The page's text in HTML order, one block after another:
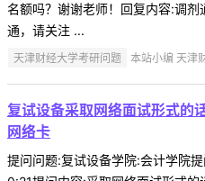
名额吗？谢谢老师！回复内容:调
通，请关注 ...
天津财经大学考研问题 本站小编 天津
复试设备采取网络面试形式的
网络卡
提问问题:复试设备学院:会计学院